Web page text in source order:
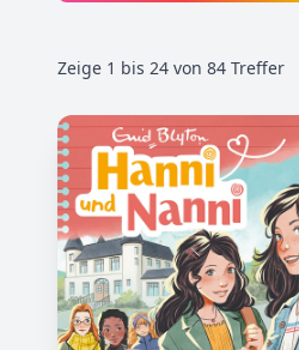
Zeige 1 bis 24 von 84 Treffer